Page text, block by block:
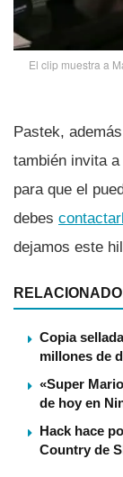
El clip muestra a
Pastek,
también invita
para que el
debes
dejamos este
Copia
millones de
«Super
de hoy en
Hack hace
Country de